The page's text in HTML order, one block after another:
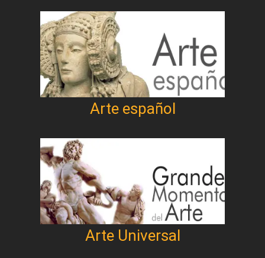
Arte español
Arte Universal